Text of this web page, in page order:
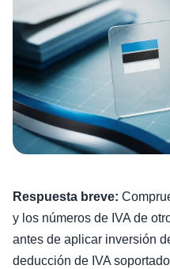
Respuesta breve:
y los números de IVA de
antes de aplicar inversión
deducción de IVA